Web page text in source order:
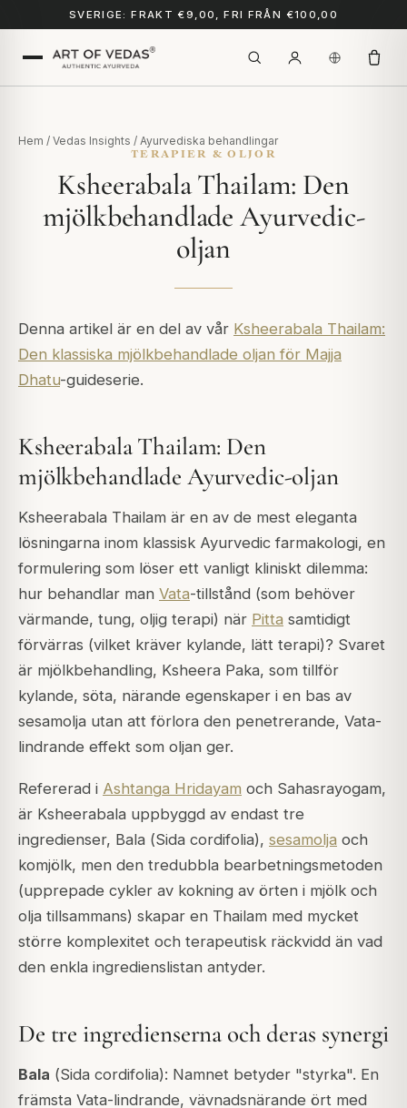
SVERIGE: FRAKT €9,00, FRI FRÅN €100,00
Hem / Vedas Insights / Ayurvediska behandlingar
TERAPIER & OLJOR
Ksheerabala Thailam: Den
mjölkbehandlade Ayurvedic-
oljan
Denna artikel är en del av vår Ksheerabala Thailam:
Den klassiska mjölkbehandlade oljan för Majja
Dhatu-guideserie.
Ksheerabala Thailam: Den
mjölkbehandlade Ayurvedic-oljan
Ksheerabala Thailam är en av de mest eleganta
lösningarna inom klassisk Ayurvedic farmakologi, en
formulering som löser ett vanligt kliniskt dilemma:
hur behandlar man Vata-tillstånd (som behöver
värmande, tung, oljig terapi) när Pitta samtidigt
förvärras (vilket kräver kylande, lätt terapi)? Svaret
är mjölkbehandling, Ksheera Paka, som tillför
kylande, söta, närande egenskaper i en bas av
sesamolja utan att förlora den penetrerande, Vata-
lindrande effekt som oljan ger.
Refererad i Ashtanga Hridayam och Sahasrayogam,
är Ksheerabala uppbyggd av endast tre
ingredienser, Bala (Sida cordifolia), sesamolja och
komjölk, men den tredubbla bearbetningsmetoden
(upprepade cykler av kokning av örten i mjölk och
olja tillsammans) skapar en Thailam med mycket
större komplexitet och terapeutisk räckvidd än vad
den enkla ingredienslistan antyder.
De tre ingredienserna och deras synergi
Bala (Sida cordifolia): Namnet betyder "styrka". En
främsta Vata-lindrande, vävnadsnärande ört med